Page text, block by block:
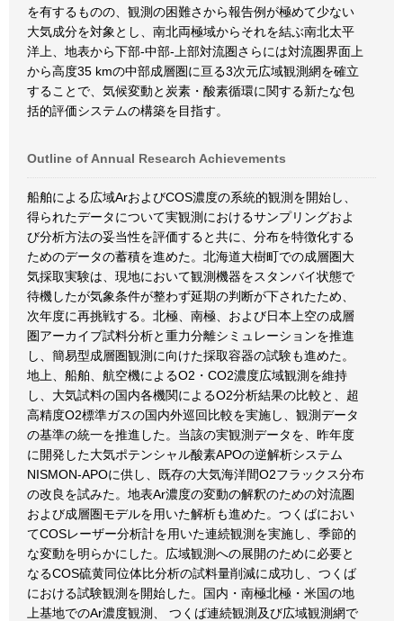
を有するものの、観測の困難さから報告例が極めて少ない
大気成分を対象とし、南北両極域からそれを結ぶ南北太平
洋上、地表から下部-中部-上部対流圏さらには対流圏界面上
から高度35 kmの中部成層圏に亘る3次元広域観測網を確立
することで、気候変動と炭素・酸素循環に関する新たな包
括的評価システムの構築を目指す。
Outline of Annual Research Achievements
船舶による広域ArおよびCOS濃度の系統的観測を開始し、
得られたデータについて実観測におけるサンプリングおよ
び分析方法の妥当性を評価すると共に、分布を特徴化する
ためのデータの蓄積を進めた。北海道大樹町での成層圏大
気採取実験は、現地において観測機器をスタンバイ状態で
待機したが気象条件が整わず延期の判断が下されたため、
次年度に再挑戦する。北極、南極、および日本上空の成層
圏アーカイブ試料分析と重力分離シミュレーションを推進
し、簡易型成層圏観測に向けた採取容器の試験も進めた。
地上、船舶、航空機によるO2・CO2濃度広域観測を維持
し、大気試料の国内各機関によるO2分析結果の比較と、超
高精度O2標準ガスの国内外巡回比較を実施し、観測データ
の基準の統一を推進した。当該の実観測データを、昨年度
に開発した大気ポテンシャル酸素APOの逆解析システム
NISMON-APOに供し、既存の大気海洋間O2フラックス分布
の改良を試みた。地表Ar濃度の変動の解釈のための対流圏
および成層圏モデルを用いた解析も進めた。つくばにおい
てCOSレーザー分析計を用いた連続観測を実施し、季節的
な変動を明らかにした。広域観測への展開のために必要と
なるCOS硫黄同位体比分析の試料量削減に成功し、つくば
における試験観測を開始した。国内・南極北極・米国の地
上基地でのAr濃度観測、 つくば連続観測及び広域観測網で